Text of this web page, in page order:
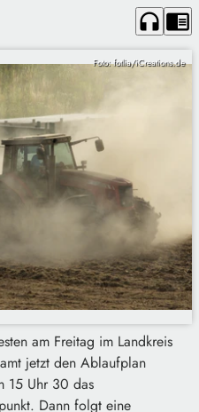
headphones chrome_reader_mode
Foto: fotlia/iCreations.de
am Freitag im Landkreis
jetzt den Ablaufplan
15 Uhr 30 das
Dann folgt eine